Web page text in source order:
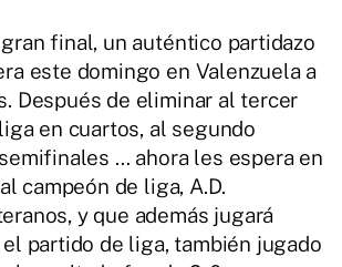
final, un auténtico partidazo
este domingo en Valenzuela a
Después de eliminar al tercer
en cuartos, al segundo
… ahora les espera en
campeón de liga, A.D.
y que además jugará
partido de liga, también jugado